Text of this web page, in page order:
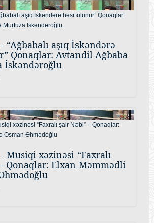
“Ağbabalı aşıq İskəndərə
Qonaqlar: Avtandil Ağbaba
İskəndəroğlu
Musiqi xəzinəsi “Faxralı
Qonaqlar: Elxan Məmmədli